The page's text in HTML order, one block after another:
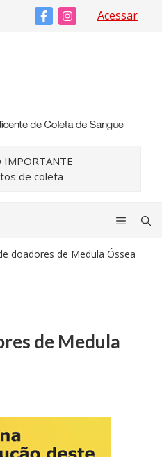
Acessar
IMPORTANTE
de coleta
Menu
doadores de Medula Óssea
de Medula